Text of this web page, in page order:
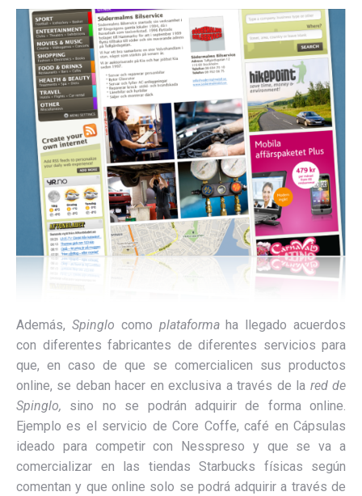
Además, Spinglo como plataformaha llegado acuerdos
con diferentes fabricantes de diferentes servicios para
que, en caso de que se comercialicen sus productos
online, se deban hacer en exclusiva a través de la red de
Spinglo, sino no se podrán adquirir de forma online.
Ejemplo es el servicio de Core Coffe, café en Cápsulas
ideado para competir con Nesspreso y que se va a
comercializar en las tiendas Starbucks físicas según
comentan y que online solo se podrá adquirir a través de